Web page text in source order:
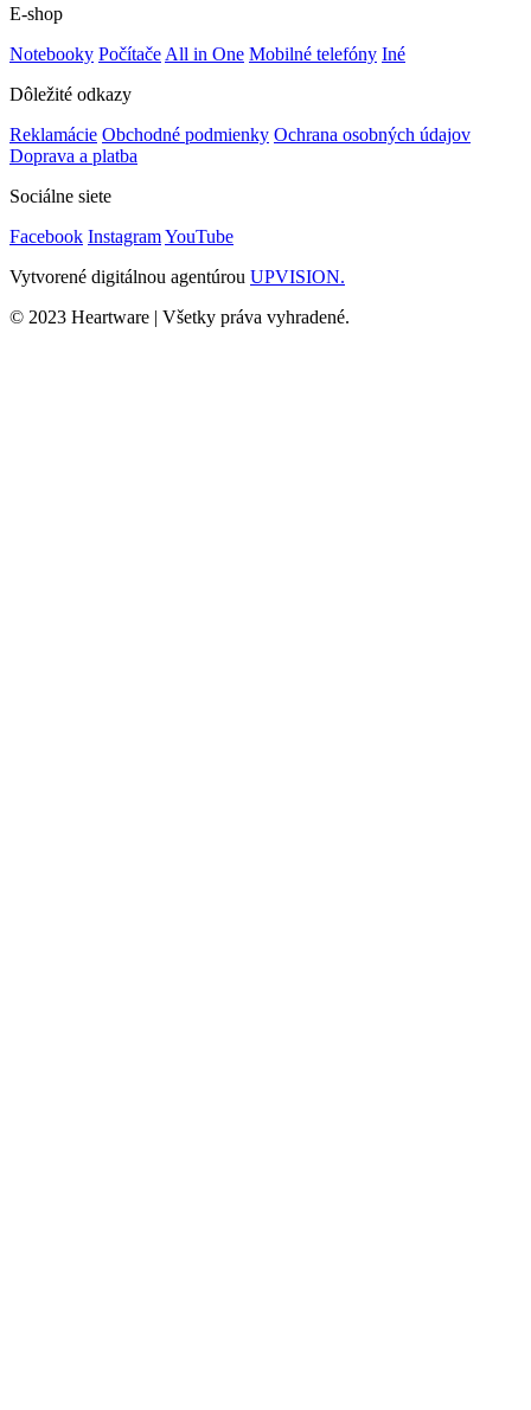
E-shop
Notebooky Počítače All in One Mobilné telefóny Iné
Dôležité odkazy
Reklamácie Obchodné podmienky Ochrana osobných údajov
Doprava a platba
Sociálne siete
Facebook InstagramYouTube
Vytvorené digitálnou agentúrou UPVISION.
© 2023 Heartware | Všetky práva vyhradené.